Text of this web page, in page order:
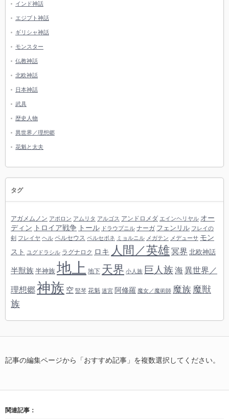
インド神話
エジプト神話
ギリシャ神話
モンスター
仏教神話
北欧神話
日本神話
武具
歴史人物
異世界／理想郷
花魁と太夫
タグ
アガメムノン アポロン アムリタ アルゴス アンドロメダ エインヘリヤル オー
ディン トロイア戦争 トール ドラウプニル ナーガ フェンリル フレイの
剣 フレイヤ ヘル ペルセウス ペルセポネ ミョルニル メガテン メデューサ モン
スト
ユグドラシル ラグナロク ロキ 人間／英雄冥界 北欧神話
半獣族 半神族 地上 地下 天界 小人族 巨人族 海異世界／
理想郷神族 空 竪琴 花魁 迷宮 阿修羅 魔女／魔術師 魔族 魔獣
族
記事の編集ページから「おすすめ記事」を複数選択してください。
関連記事：